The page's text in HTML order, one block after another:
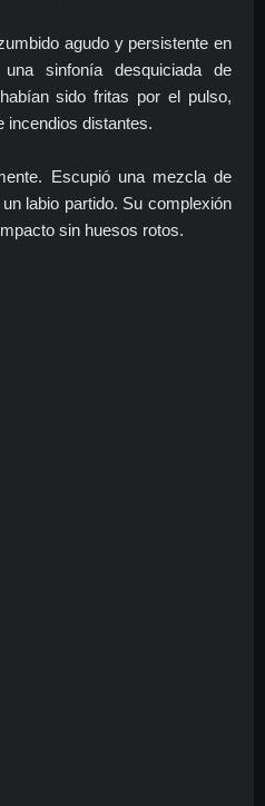
agudo y persistente en
sinfonía desquiciada de
sido fritas por el pulso,
incendios distantes.
Escupió una mezcla de
labio partido. Su complexión
sin huesos rotos.